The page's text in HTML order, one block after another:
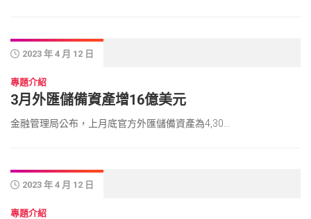
2023 年 4 月 12 日
專題介紹
3月外匯儲備資產增16億美元
金融管理局公布，上月底官方外匯儲備資產為4,30...
2023 年 4 月 12 日
專題介紹